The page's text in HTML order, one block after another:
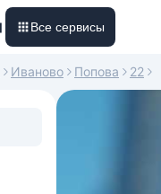
Все сервисы
Иваново Попова 22